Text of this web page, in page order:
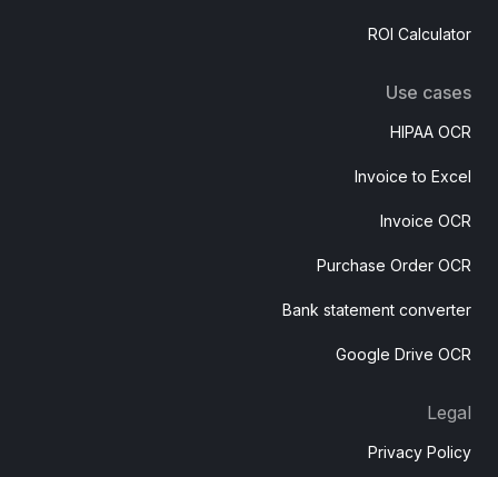
ROI Calculator
Use cases
HIPAA OCR
Invoice to Excel
Invoice OCR
Purchase Order OCR
Bank statement converter
Google Drive OCR
Legal
Privacy Policy